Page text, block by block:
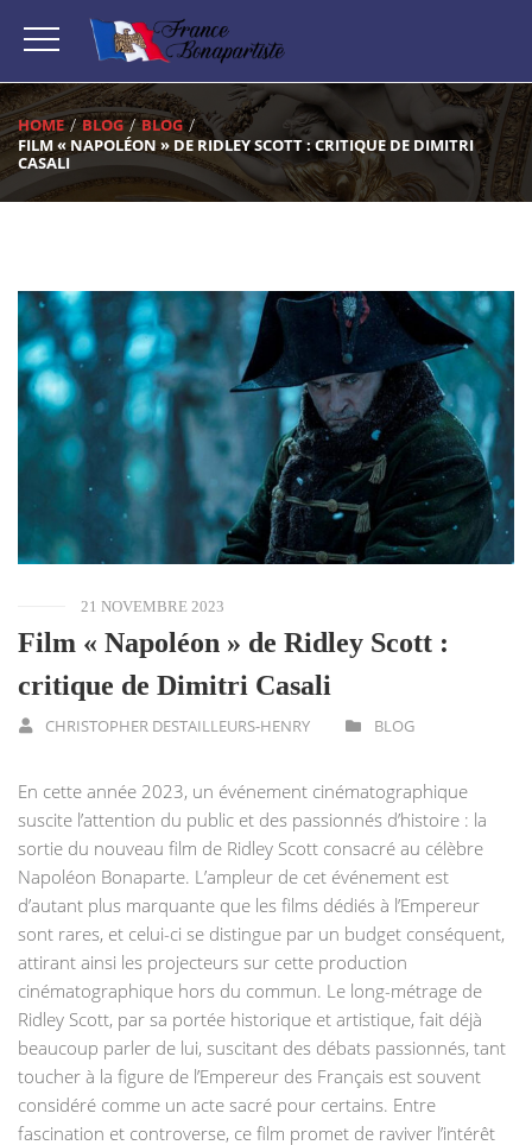
HOME BLOG
BLOG
FILM « NAPOLÉON » DE RIDLEY SCOTT : CRITIQUE DE DIMITRI
CASALI
21 NOVEMBRE 2023
Film « Napoléon » de Ridley Scott :
critique de Dimitri Casali
CHRISTOPHER DESTAILLEURS-HENRY BLOG
En cette année 2023, un événement cinématographique
suscite l’attention du public et des passionnés d’histoire : la
sortie du nouveau film de Ridley Scott consacré au célèbre
Napoléon Bonaparte. L’ampleur de cet événement est
d’autant plus marquante que les films dédiés à l’Empereur
sont rares, et celui-ci se distingue par un budget conséquent,
attirant ainsi les projecteurs sur cette production
cinématographique hors du commun. Le long-métrage de
Ridley Scott, par sa portée historique et artistique, fait déjà
beaucoup parler de lui, suscitant des débats passionnés, tant
toucher à la figure de l’Empereur des Français est souvent
considéré comme un acte sacré pour certains. Entre
fascination et controverse, ce film promet de raviver l’intérêt